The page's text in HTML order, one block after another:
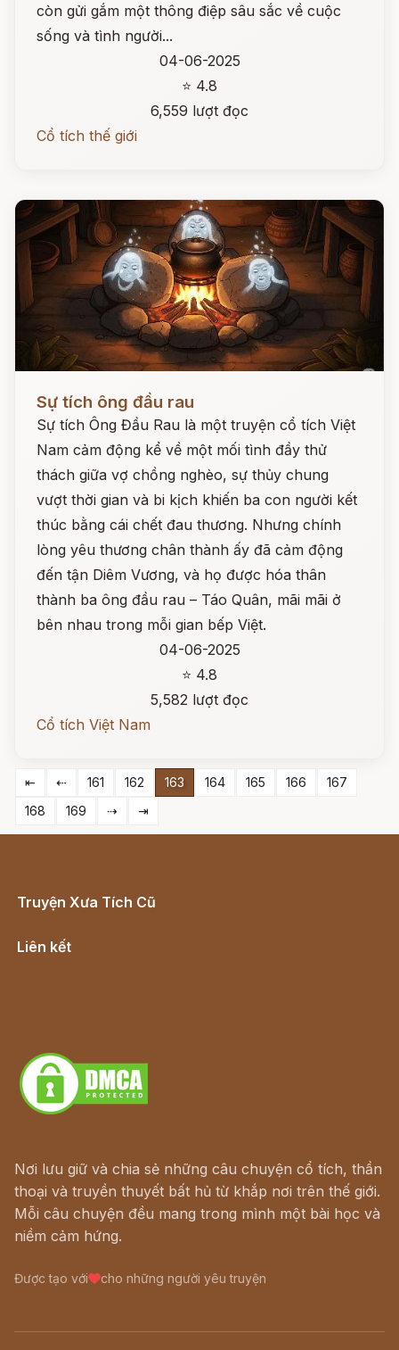
còn gửi gắm một thông điệp sâu sắc về cuộc
sống và tình người...
04-06-2025
⭐ 4.8
6,559 lượt đọc
Cổ tích thế giới
Sự tích ông đầu rau
Sự tích Ông Đầu Rau là một truyện cổ tích Việt
Nam cảm động kể về một mối tình đầy thử
thách giữa vợ chồng nghèo, sự thủy chung
vượt thời gian và bi kịch khiến ba con người kết
thúc bằng cái chết đau thương. Nhưng chính
lòng yêu thương chân thành ấy đã cảm động
đến tận Diêm Vương, và họ được hóa thân
thành ba ông đầu rau – Táo Quân, mãi mãi ở
bên nhau trong mỗi gian bếp Việt.
04-06-2025
⭐ 4.8
5,582 lượt đọc
Cổ tích Việt Nam
⇤ ⇠ 161 162 163 164 165 166
167
168
169 ⇢ ⇥
Truyện Xưa Tích Cũ
Liên kết
Nơi lưu giữ và chia sẻ những câu chuyện cổ tích, thần
thoại và truyền thuyết bất hủ từ khắp nơi trên thế giới.
Mỗi câu chuyện đều mang trong mình một bài học và
niềm cảm hứng.
Được tạo với cho những người yêu truyện